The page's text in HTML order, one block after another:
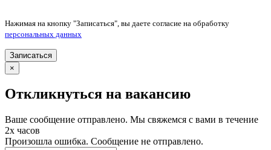
Нажимая на кнопку "Записаться", вы даете согласие на обработку
персональных данных
Записаться
×
Откликнуться на вакансию
Ваше сообщение отправлено. Мы свяжемся с вами в течение
2х часов
Произошла ошибка. Сообщение не отправлено.